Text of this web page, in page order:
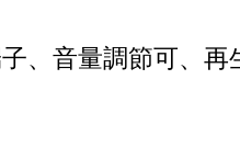
、音量調節可、再